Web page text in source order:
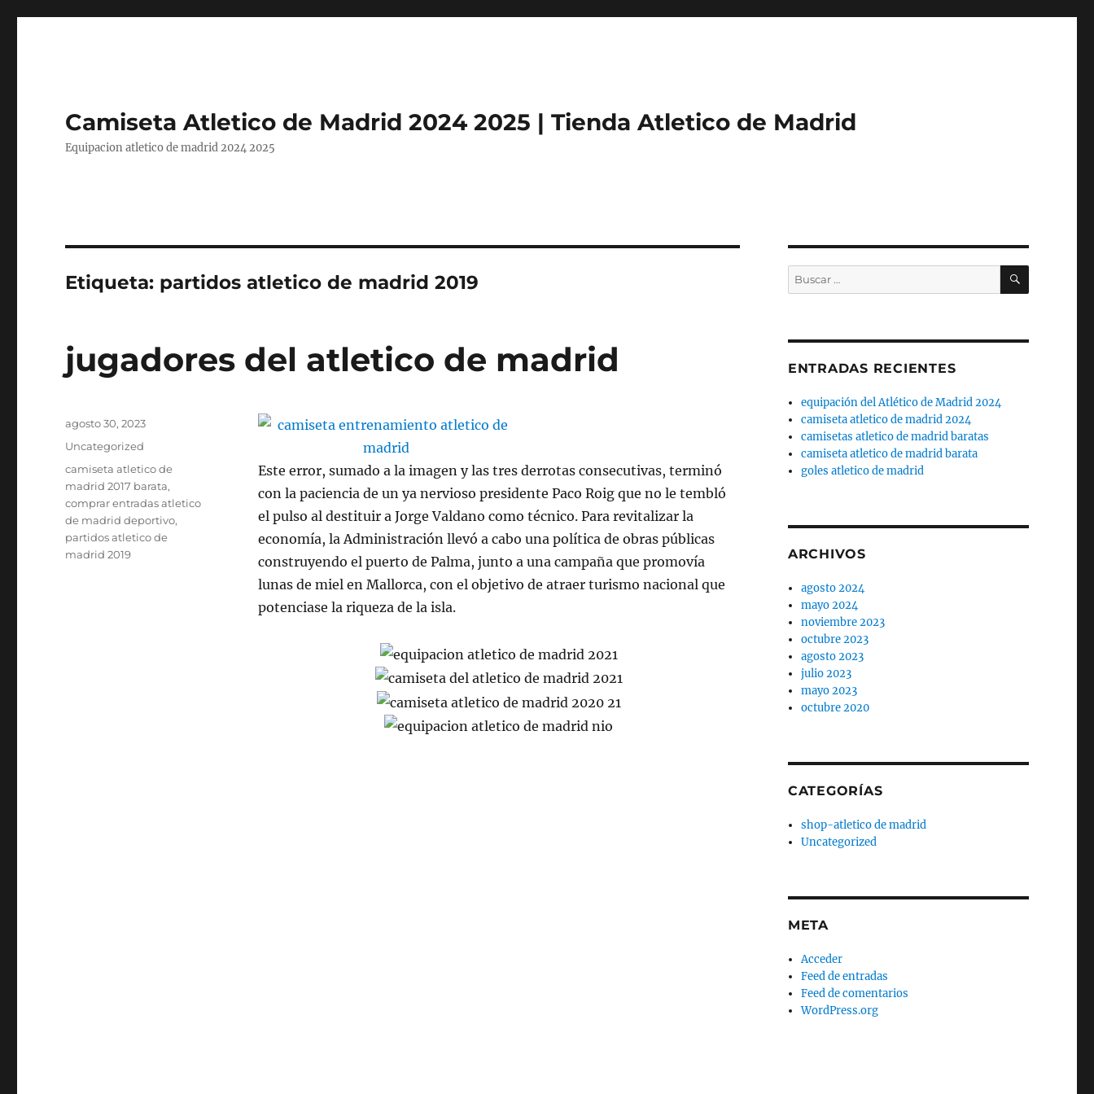
Camiseta Atletico de Madrid 2024 2025 | Tienda Atletico de Madrid
Equipacion atletico de madrid 2024 2025
Etiqueta: partidos atletico de madrid 2019
jugadores del atletico de madrid
Este error, sumado a la imagen y las tres derrotas consecutivas, terminó
con la paciencia de un ya nervioso presidente Paco Roig que no le tembló
el pulso al destituir a Jorge Valdano como técnico. Para revitalizar la
economía, la Administración llevó a cabo una política de obras públicas
construyendo el puerto de Palma, junto a una campaña que promovía
lunas de miel en Mallorca, con el objetivo de atraer turismo nacional que
potenciase la riqueza de la isla.
Publicado
agosto 30, 2023
Categorías
Uncategorized
Etiquetas
camiseta atletico de
madrid 2017 barata,
comprar entradas atletico
de madrid deportivo,
partidos atletico de
madrid 2019
Buscar
por:
BUSCAR
ENTRADAS RECIENTES
equipación del Atlético de Madrid 2024
camiseta atletico de madrid 2024
camisetas atletico de madrid baratas
camiseta atletico de madrid barata
goles atletico de madrid
ARCHIVOS
agosto 2024
mayo 2024
noviembre 2023
octubre 2023
agosto 2023
julio 2023
mayo 2023
octubre 2020
CATEGORÍAS
shop-atletico de madrid
Uncategorized
META
Acceder
Feed de entradas
Feed de comentarios
WordPress.org